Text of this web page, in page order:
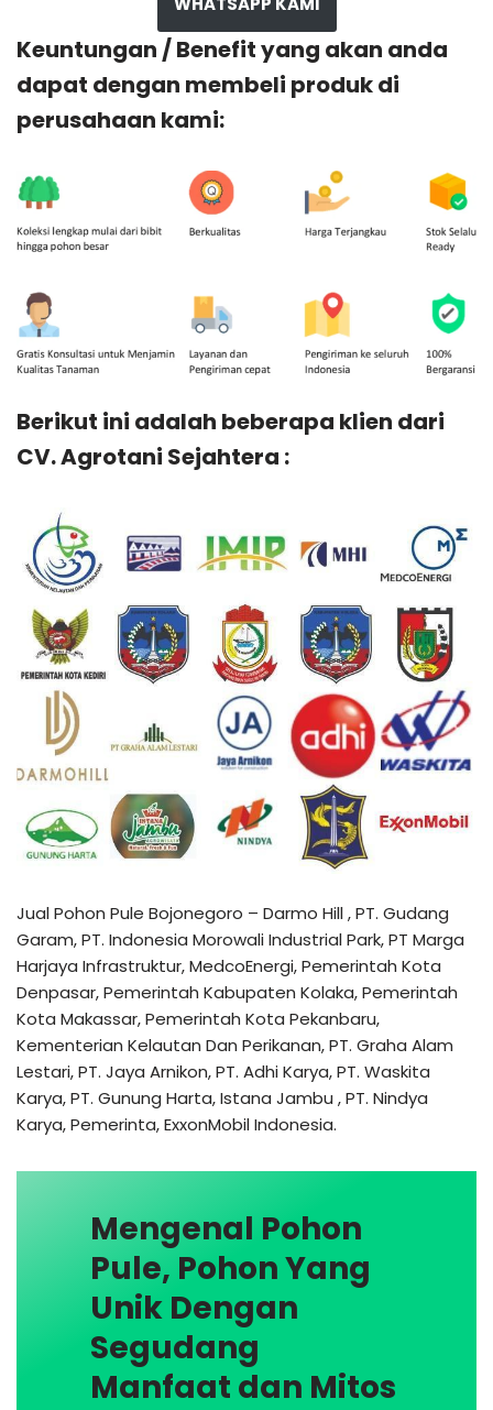
Keuntungan / Benefit yang akan anda
dapat dengan membeli produk di
perusahaan kami:
Berikut ini adalah beberapa klien dari
CV. Agrotani Sejahtera :
Jual Pohon Pule Bojonegoro – Darmo Hill , PT. Gudang
Garam, PT. Indonesia Morowali Industrial Park, PT Marga
Harjaya Infrastruktur, MedcoEnergi, Pemerintah Kota
Denpasar, Pemerintah Kabupaten Kolaka, Pemerintah
Kota Makassar, Pemerintah Kota Pekanbaru,
Kementerian Kelautan Dan Perikanan, PT. Graha Alam
Lestari, PT. Jaya Arnikon, PT. Adhi Karya, PT. Waskita
Karya, PT. Gunung Harta, Istana Jambu , PT. Nindya
Karya, Pemerinta, ExxonMobil Indonesia.
Mengenal Pohon
Pule, Pohon Yang
Unik Dengan
Segudang
Manfaat dan Mitos